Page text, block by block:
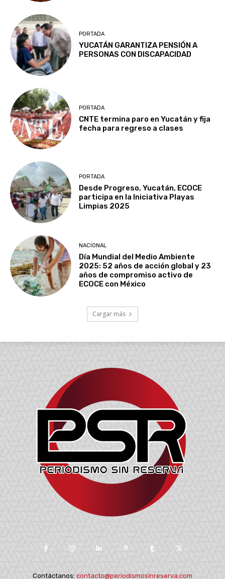
PORTADA
YUCATÁN GARANTIZA PENSIÓN A
PERSONAS CON DISCAPACIDAD
PORTADA
CNTE termina paro en Yucatán y fija
fecha para regreso a clases
PORTADA
Desde Progreso, Yucatán, ECOCE
participa en la Iniciativa Playas
Limpias 2025
NACIONAL
Día Mundial del Medio Ambiente
2025: 52 años de acción global y 23
años de compromiso activo de
ECOCE con México
Cargar más
Contáctanos: contacto@periodismosinreserva.com